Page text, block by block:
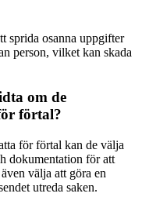
sprida osanna uppgifter
person, vilket kan skada
om de
förtal?
för förtal kan de välja
dokumentation för att
välja att göra en
utreda saken.